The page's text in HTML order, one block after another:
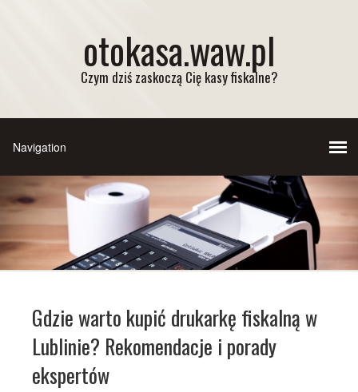
otokasa.waw.pl
Czym dziś zaskoczą Cię kasy fiskalne?
Gdzie warto kupić drukarkę fiskalną w
Lublinie? Rekomendacje i porady
ekspertów